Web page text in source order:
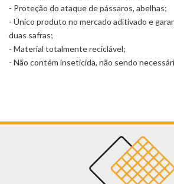
- Proteção do ataque de pássaros, abelhas;
- Único produto no mercado aditivado e
duas safras;
- Material totalmente reciclável;
- Não contém inseticida, não sendo